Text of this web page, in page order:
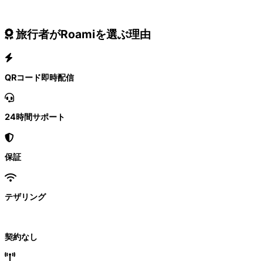
旅行者がRoamiを選ぶ理由
QRコード即時配信
24時間サポート
保証
テザリング
契約なし